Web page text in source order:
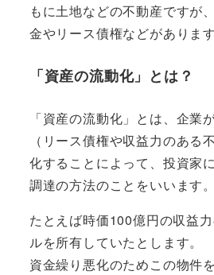
もに土地などの不動産ですが
金やリース債権などがあります
「資産の流動化」とは？
「資産の流動化」とは、 企業
（リース債権や収益力のある
化することによって、投資家
調達の方法のことをいいます。
たとえば時価100億円の収益
ルを所有していたとします。
資金繰り悪化のためこの物件